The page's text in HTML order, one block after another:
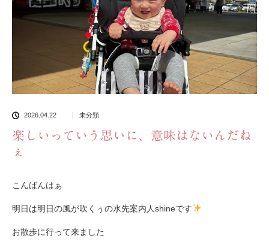
2026.04.22 未分類
楽しいっていう思いに、意味はないんだね
ぇ
こんばんはぁ
明日は明日の風が吹くぅの水先案内人shineです
お散歩に行って来ました